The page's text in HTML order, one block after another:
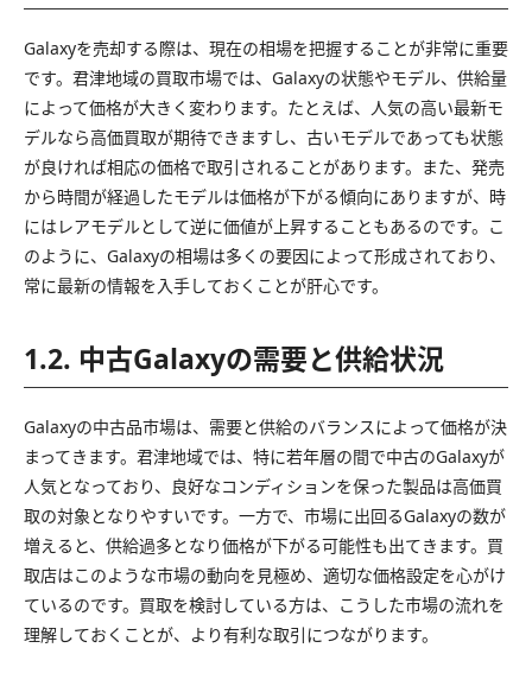
Galaxyを売却する際は、現在の相場を把握することが非常に重要
です。君津地域の買取市場では、Galaxyの状態やモデル、供給量
によって価格が大きく変わります。たとえば、人気の高い最新モ
デルなら高価買取が期待できますし、古いモデルであっても状態
が良ければ相応の価格で取引されることがあります。また、発売
から時間が経過したモデルは価格が下がる傾向にありますが、時
にはレアモデルとして逆に価値が上昇することもあるのです。こ
のように、Galaxyの相場は多くの要因によって形成されており、
常に最新の情報を入手しておくことが肝心です。
1.2. 中古Galaxyの需要と供給状況
Galaxyの中古品市場は、需要と供給のバランスによって価格が決
まってきます。君津地域では、特に若年層の間で中古のGalaxyが
人気となっており、良好なコンディションを保った製品は高価買
取の対象となりやすいです。一方で、市場に出回るGalaxyの数が
増えると、供給過多となり価格が下がる可能性も出てきます。買
取店はこのような市場の動向を見極め、適切な価格設定を心がけ
ているのです。買取を検討している方は、こうした市場の流れを
理解しておくことが、より有利な取引につながります。